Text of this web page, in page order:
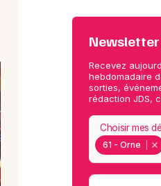
Newsletter
Recevez
hebdomadaire
sorties,
rédaction JDS,
61 - Orne
Choisir mes